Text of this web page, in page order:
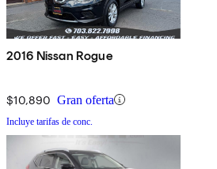
2016 Nissan Rogue
$10,890 Gran oferta
Incluye tarifas de conc.